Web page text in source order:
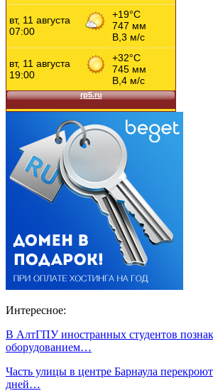
Интересное:
В АлтГПУ иностранных студентов
оборудованием…
Часть улицы в центре Барнаула
дней…